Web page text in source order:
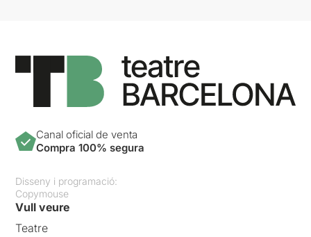
Canal oficial de venta
Compra 100% segura
Disseny i programació:
Copymouse
Vull veure
Teatre